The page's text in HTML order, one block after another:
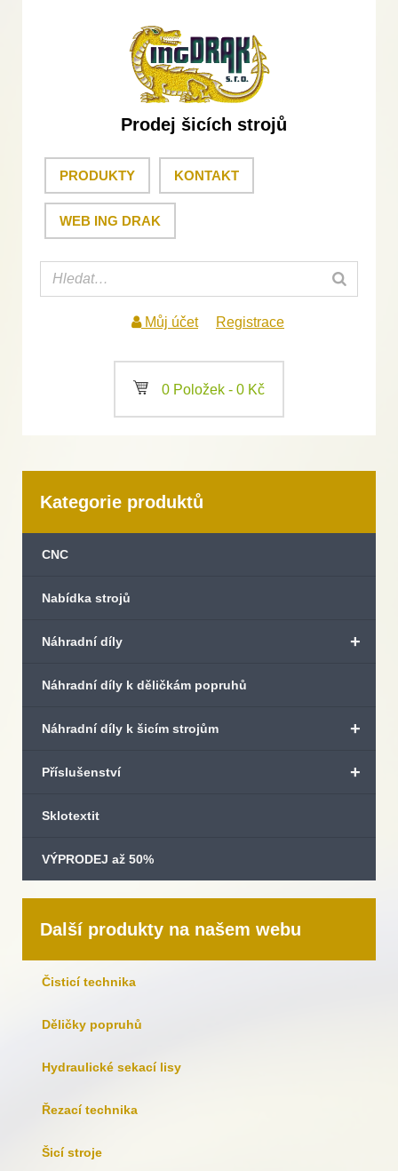
Prodej šicích strojů
PRODUKTY KONTAKT
WEB ING DRAK
Můj účet Registrace
a 0 Položek - 0 Kč
Kategorie produktů
CNC
Nabídka strojů
+
Náhradní díly
Náhradní díly k děličkám popruhů
+
Náhradní díly k šicím strojům
+
Příslušenství
Sklotextit
VÝPRODEJ až 50%
Další produkty na našem webu
Čisticí technika
Děličky popruhů
Hydraulické sekací lisy
Řezací technika
Šicí stroje